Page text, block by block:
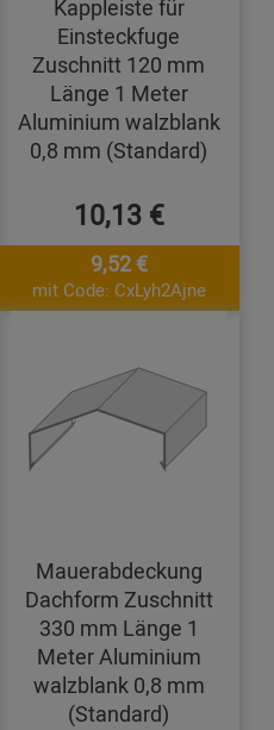
Kappleiste für
Einsteckfuge
Zuschnitt 120 mm
Länge 1 Meter
Aluminium walzblank
0,8 mm (Standard)
10,13 €
9,52 €
mit Code: CxLyh2Ajne
Mauerabdeckung
Dachform Zuschnitt
330 mm Länge 1
Meter Aluminium
walzblank 0,8 mm
(Standard)